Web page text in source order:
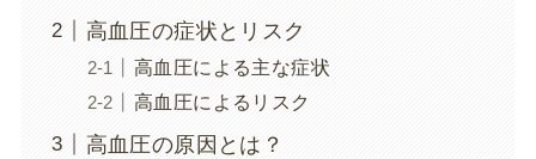
高血圧の症状とリスク
高血圧による主な症状
高血圧によるリスク
高血圧の原因とは？